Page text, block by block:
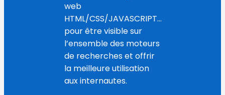
web
HTML/CSS/JAVASCRIPT…
pour être visible sur
l’ensemble des moteurs
de recherches et offrir
la meilleure utilisation
aux internautes.